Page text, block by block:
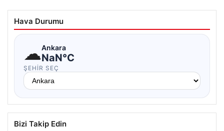
Hava Durumu
☁Ankara
NaN°C
ŞEHIR SEÇ
Bizi Takip Edin